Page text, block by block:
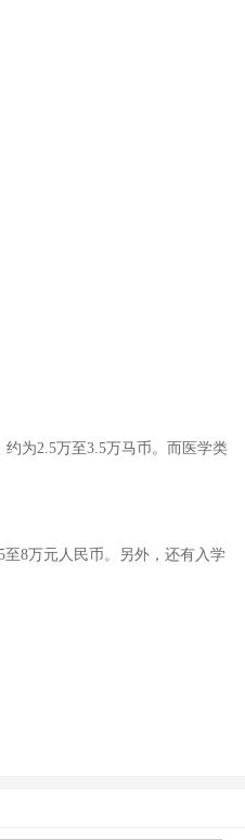
为2.5万至3.5万马币。而医学类
8万元人民币。另外，还有入学